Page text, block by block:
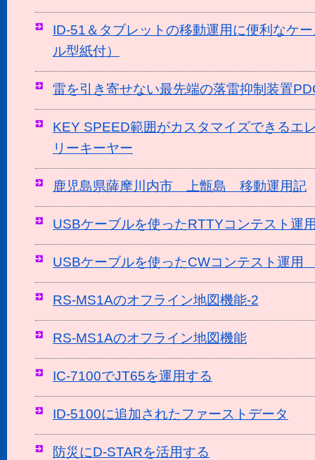
ID-51＆タブレットの移動運用に便利なケ
ル型紙付）
雷を引き寄せない最先端の落雷抑制装置
KEY SPEED範囲がカスタマイズできるエ
リーキーヤー
鹿児島県薩摩川内市 上甑島 移動運用記
USBケーブルを使ったRTTYコンテスト
USBケーブルを使ったCWコンテスト運
RS-MS1Aのオフライン地図機能-2
RS-MS1Aのオフライン地図機能
IC-7100でJT65を運用する
ID-5100に追加されたファーストデータ
防災にD-STARを活用する